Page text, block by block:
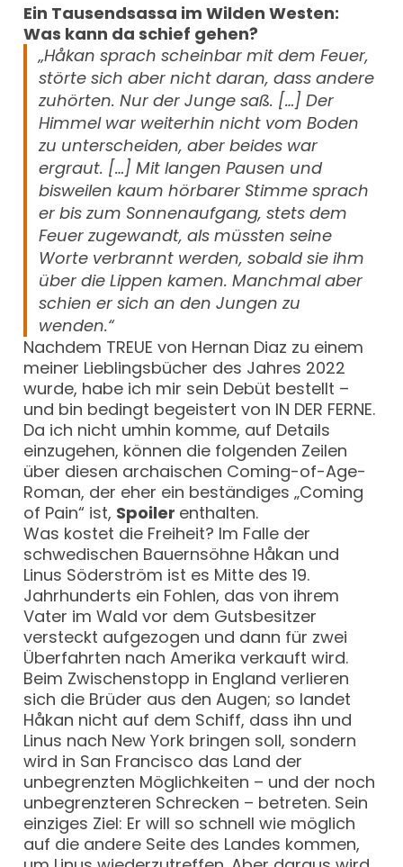
Ein Tausendsassa im Wilden Westen:
Was kann da schief gehen?
„Håkan sprach scheinbar mit dem Feuer,
störte sich aber nicht daran, dass andere
zuhörten. Nur der Junge saß. […] Der
Himmel war weiterhin nicht vom Boden
zu unterscheiden, aber beides war
ergraut. […] Mit langen Pausen und
bisweilen kaum hörbarer Stimme sprach
er bis zum Sonnenaufgang, stets dem
Feuer zugewandt, als müssten seine
Worte verbrannt werden, sobald sie ihm
über die Lippen kamen. Manchmal aber
schien er sich an den Jungen zu
wenden.“
Nachdem TREUE von Hernan Diaz zu einem
meiner Lieblingsbücher des Jahres 2022
wurde, habe ich mir sein Debüt bestellt –
und bin bedingt begeistert von IN DER FERNE.
Da ich nicht umhin komme, auf Details
einzugehen, können die folgenden Zeilen
über diesen archaischen Coming-of-Age-
Roman, der eher ein beständiges „Coming
of Pain“ ist, Spoiler enthalten.
Was kostet die Freiheit? Im Falle der
schwedischen Bauernsöhne Håkan und
Linus Söderström ist es Mitte des 19.
Jahrhunderts ein Fohlen, das von ihrem
Vater im Wald vor dem Gutsbesitzer
versteckt aufgezogen und dann für zwei
Überfahrten nach Amerika verkauft wird.
Beim Zwischenstopp in England verlieren
sich die Brüder aus den Augen; so landet
Håkan nicht auf dem Schiff, dass ihn und
Linus nach New York bringen soll, sondern
wird in San Francisco das Land der
unbegrenzten Möglichkeiten – und der noch
unbegrenzteren Schrecken – betreten. Sein
einziges Ziel: Er will so schnell wie möglich
auf die andere Seite des Landes kommen,